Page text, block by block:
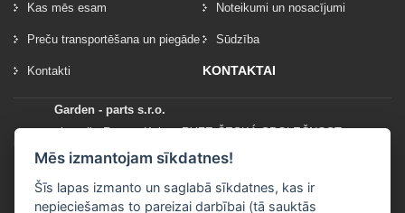
Kas mēs esam Noteikumi un nosacījumi
Preču transportēšana un piegāde Sūdzība
Kontakti KONTAKTAI
Garden - parts s.r.o.
vlastník: Roman Kylar - RYZE ČESKÁ SPOLEČNOST
Mladějov na Moravě 153
Mēs izmantojam sīkdatnes!
Šīs lapas izmanto un saglabā sīkdatnes, kas ir
nepieciešamas to pareizai darbībai (tā sauktās